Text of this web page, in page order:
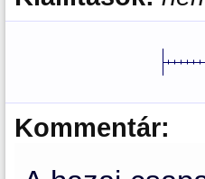
Kommentár: